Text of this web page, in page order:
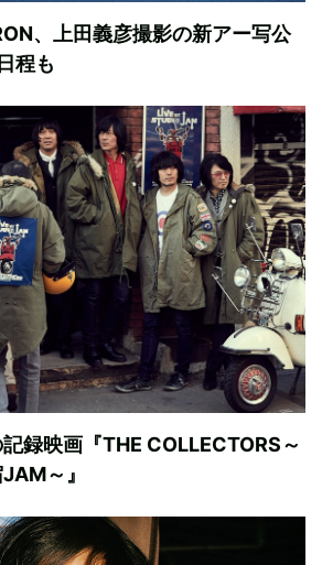
、上田義彦撮影の新アー写公
程も
録映画『THE COLLECTORS～
～』